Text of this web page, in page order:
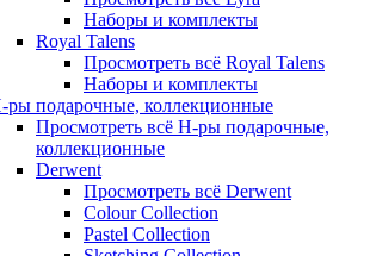
Наборы и комплекты
Royal Talens
Просмотреть всё Royal Talens
Наборы и комплекты
ры подарочные, коллекционные
Просмотреть всё Н-ры подарочные,
коллекционные
Derwent
Просмотреть всё Derwent
Colour Collection
Pastel Collection